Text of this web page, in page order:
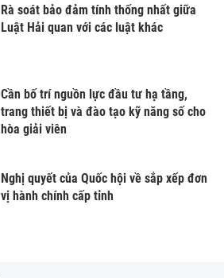
Rà soát bảo đảm tính thống nhất giữa
Luật Hải quan với các luật khác
Cần bố trí nguồn lực đầu tư hạ tầng,
trang thiết bị và đào tạo kỹ năng số cho
hòa giải viên
Nghị quyết của Quốc hội về sắp xếp đơn
vị hành chính cấp tỉnh